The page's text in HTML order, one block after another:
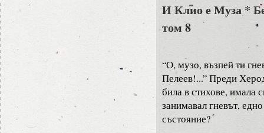
И Клио е Муза *
том 8
“О, музо, възпей ти
Пелеев!...” Преди
била в стихове, имала
занимавал гневът,
състояние?